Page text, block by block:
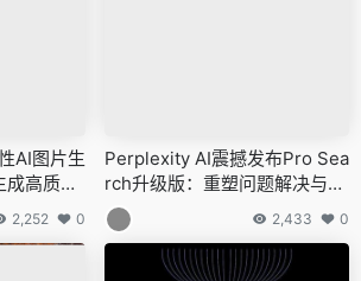
AI图片生
高质量
2,252 0
Perplexity AI震撼发布Pro Sea
rch升级版：重塑问题解决与代
码执行能力
2,433 0